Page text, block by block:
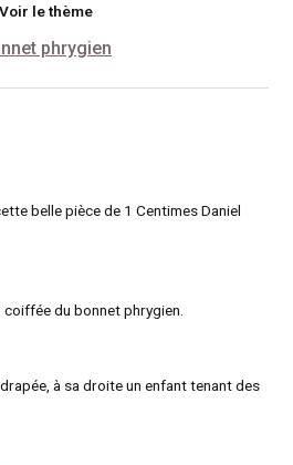
Voir le thème
phrygien
belle pièce de 1 Centimes Daniel
du bonnet phrygien.
à sa droite un enfant tenant des